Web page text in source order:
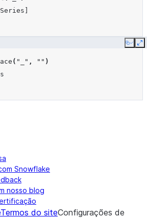
Copy
( "_" , "" )
Snowflake
nosso blog
Termos do siteConfigurações de